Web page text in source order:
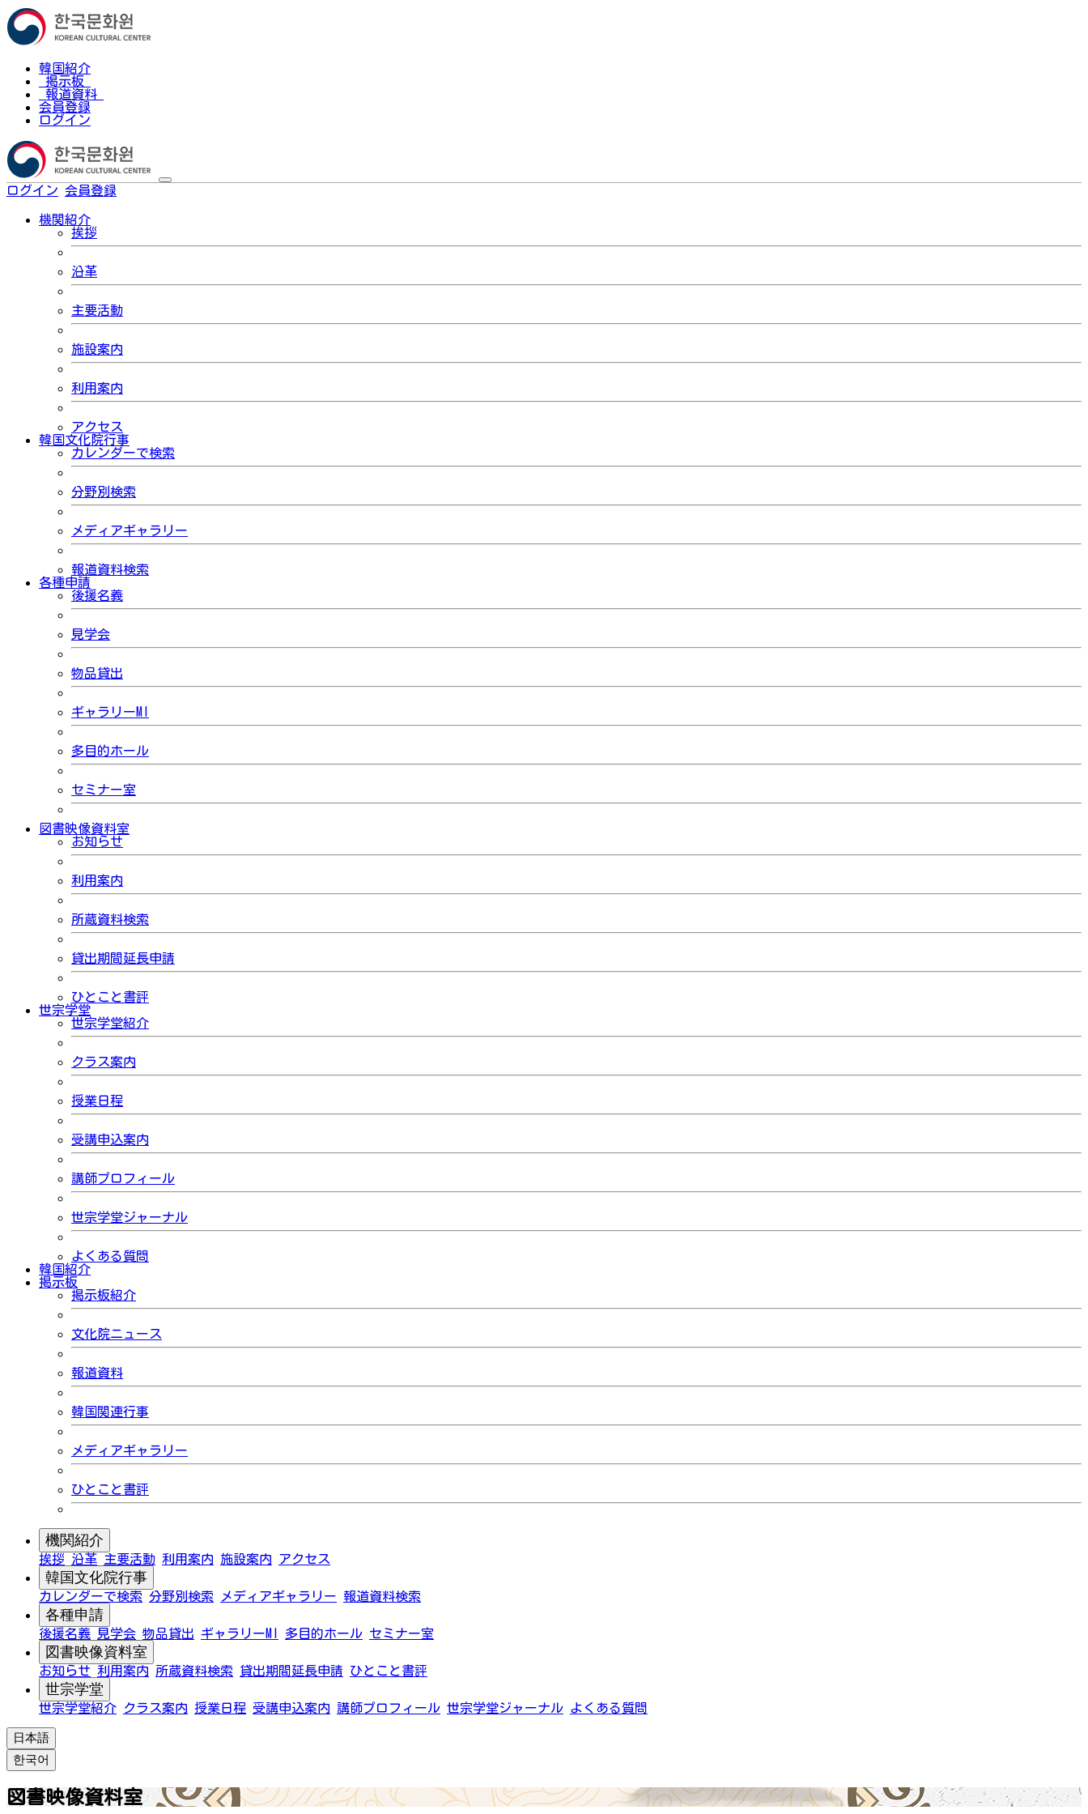
韓国紹介
掲示板
報道資料
会員登録
ログイン
ログイン 会員登録
機関紹介
挨拶
沿革
主要活動
施設案内
利用案内
アクセス
韓国文化院行事
カレンダーで検索
分野別検索
メディアギャラリー
報道資料検索
各種申請
後援名義
見学会
物品貸出
ギャラリーMI
多目的ホール
セミナー室
図書映像資料室
お知らせ
利用案内
所蔵資料検索
貸出期間延長申請
ひとこと書評
世宗学堂
世宗学堂紹介
クラス案内
授業日程
受講申込案内
講師プロフィール
世宗学堂ジャーナル
よくある質問
韓国紹介
掲示板
掲示板紹介
文化院ニュース
報道資料
韓国関連行事
メディアギャラリー
ひとこと書評
機関紹介
挨拶 沿革 主要活動 利用案内 施設案内 アクセス
韓国文化院行事
カレンダーで検索 分野別検索 メディアギャラリー 報道資料検索
各種申請
後援名義 見学会 物品貸出 ギャラリーMI 多目的ホール セミナー室
図書映像資料室
お知らせ 利用案内 所蔵資料検索 貸出期間延長申請 ひとこと書評
世宗学堂
世宗学堂紹介 クラス案内 授業日程 受講申込案内 講師プロフィール 世宗学堂ジャーナル よくある質問
日本語
한국어
図書映像資料室